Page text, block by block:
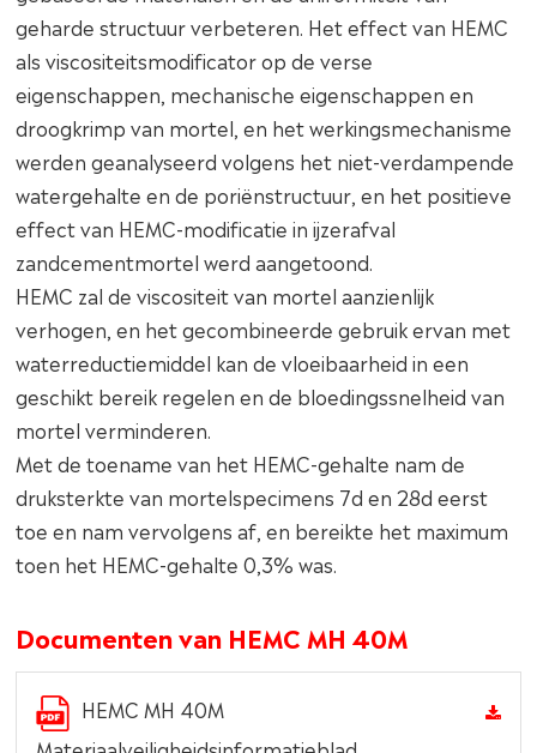
geharde structuur verbeteren. Het effect van HEMC
als viscositeitsmodificator op de verse
eigenschappen, mechanische eigenschappen en
droogkrimp van mortel, en het werkingsmechanisme
werden geanalyseerd volgens het niet-verdampende
watergehalte en de poriënstructuur, en het positieve
effect van HEMC-modificatie in ijzerafval
zandcementmortel werd aangetoond.
HEMC zal de viscositeit van mortel aanzienlijk
verhogen, en het gecombineerde gebruik ervan met
waterreductiemiddel kan de vloeibaarheid in een
geschikt bereik regelen en de bloedingssnelheid van
mortel verminderen.
Met de toename van het HEMC-gehalte nam de
druksterkte van mortelspecimens 7d en 28d eerst
toe en nam vervolgens af, en bereikte het maximum
toen het HEMC-gehalte 0,3% was.
Documenten van HEMC MH 40M
HEMC MH 40M